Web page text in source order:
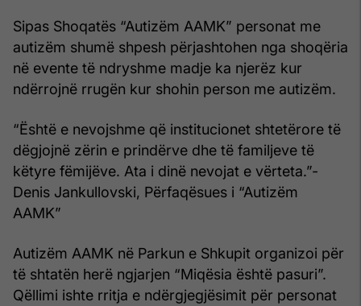
Sipas Shoqatës “Autizëm AAMK” personat me
autizëm shumë shpesh përjashtohen nga shoqëria
në evente të ndryshme madje ka njerëz kur
ndërrojnë rrugën kur shohin person me autizëm.
“Është e nevojshme që institucionet shtetërore të
dëgjojnë zërin e prindërve dhe të familjeve të
këtyre fëmijëve. Ata i dinë nevojat e vërteta.”-
Denis Jankullovski, Përfaqësues i “Autizëm
AAMK”
Autizëm AAMK në Parkun e Shkupit organizoi për
të shtatën herë ngjarjen “Miqësia është pasuri”.
Qëllimi ishte rritja e ndërgjegjësimit për personat